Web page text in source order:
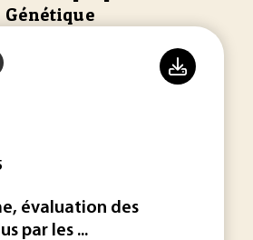
Génétique
évaluation des
par les ...